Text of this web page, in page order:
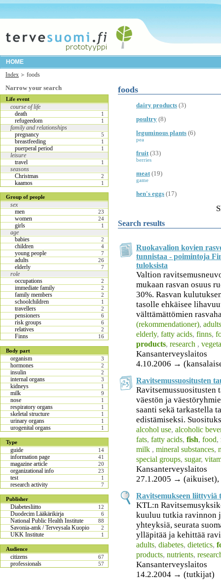
HOME
Index
foods
Narrow your search
Life event
course of life
death
1
refugeedom 1
family and relationships
pregnancy
5
breastfeeding 1
puerperal period 1
leisure
travel
1
seasons
Christmas
2
kaamos 1
Group of people
sex
men
23
women 24
girls 1
age
babies
2
children 4
young people 7
adults 26
elderly 7
role
occupations
2
immediate family 2
family members 2
schoolchildren 1
travellers 2
pensioners 6
risk groups 6
relatives 2
Finns 16
Body part
organism 3
hormones 2
insulin 2
internal organs 3
kidneys 1
milk 9
nose 1
respiratory organs 1
skeletal structure 1
urinary organs 1
urogenital organs 1
Type
guide 14
information page 41
magazine article 20
organizational info 23
test 1
research activity 7
Publisher
Diabetesliitto 12
Duodecim Lääkärikirja 6
National Public Health Institute 88
Savonia-amk / Terveysala Kuopio 2
UKK Institute 1
Audience
citizens 67
professionals 57
foods
dairy products (3)
poultry (8)
leguminous plants (6)
pea
fruit (33)
berries
meat (19)
game
hen's eggs (17)
Search results
Ruokavalion kovien
tunnistaa - poimintoja
tuloksista
Valtion
mukaan rasvan osuus
30%. Rasvan
tasolle ehkäisee
välttämättömien
(rekommendationer), adults
elderly, fatty acids, finns,
products, research ,
Kansanterveyslaitos
4.10.2006 →
Ravitsemussuositusten
Ravitsemussuositusten
väestön ja
saanti sekä tarkastella
edistämiseksi.
alcohol use, alcoholic
fats, fatty acids, fish, food,
milk , mineral substances,
special groups, sugar,
Kansanterveyslaitos
27.1.2005 → (aikuiset),
Ravitsemukseen
KTL:n
kuuluu tutkia ravinnon
yhteyksiä, seurata
ylläpitää ja kehittää
adults, diabetes, dietetics,
products, nutrients,
Kansanterveyslaitos
14.2.2004 → (tutkijat)